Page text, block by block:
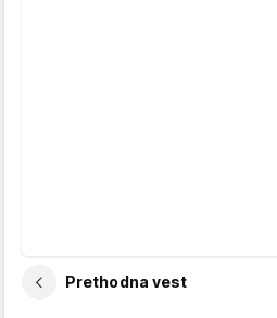
Prethodna vest